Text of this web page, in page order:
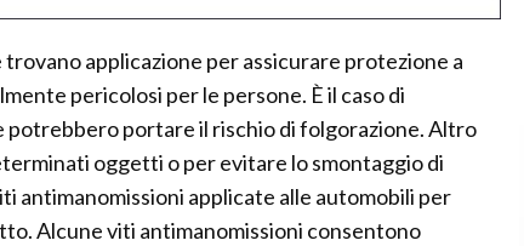
applicazione per assicurare protezione a
pericolosi per le persone. È il caso di
portare il rischio di folgorazione. Altro
oggetti o per evitare lo smontaggio di
antimanomissioni applicate alle automobili per
Alcune viti antimanomissioni consentono